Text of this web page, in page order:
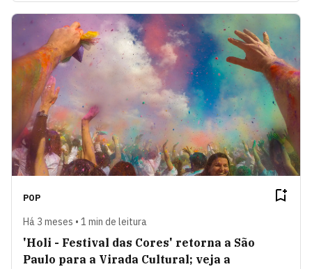
POP
Há 3 meses • 1 min de leitura
'Holi - Festival das Cores' retorna a São
Paulo para a Virada Cultural; veja a